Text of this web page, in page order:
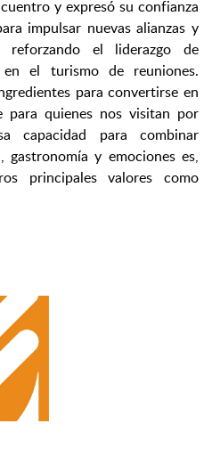
y expresó su confianza
impulsar nuevas alianzas y
reforzando el liderazgo de
el turismo de reuniones.
para convertirse en
para quienes nos visitan por
capacidad para combinar
gastronomía y emociones es,
principales valores como